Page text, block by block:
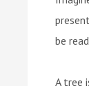
be
A tree